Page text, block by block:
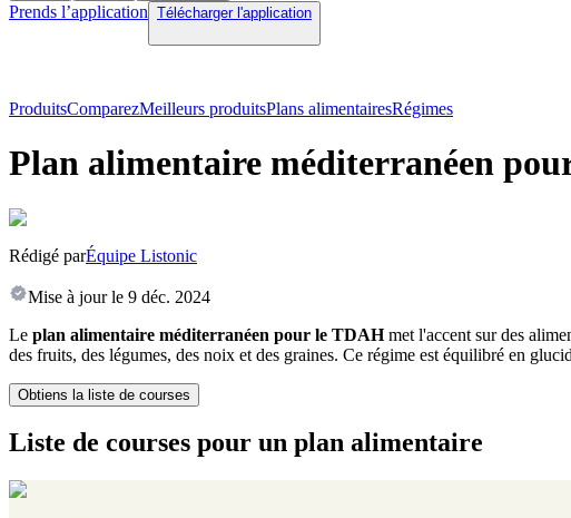
Prends l’application Télécharger l'application
ProduitsComparezMeilleurs produitsPlans alimentairesRégimes
Plan alimentaire méditerranéen
Rédigé parÉquipe Listonic
Mise à jour le 9 déc. 2024
Le plan alimentaire méditerranéen pour le TDAHmet l'accent sur des
des fruits, des légumes, des noix et des graines. Ce régime est équilibré en
Obtiens la liste de courses
Liste de courses pour un plan alimentaire